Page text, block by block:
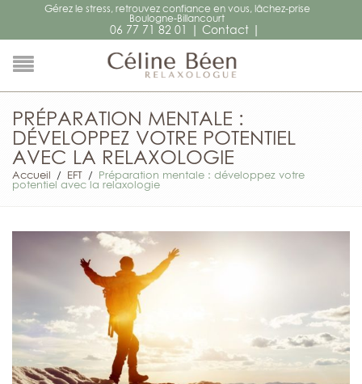
Gérez le stress, retrouvez confiance en vous, lâchez-prise
Boulogne-Billancourt
06 77 71 82 01 | Contact |
PRÉPARATION MENTALE :
DÉVELOPPEZ VOTRE POTENTIEL
AVEC LA RELAXOLOGIE
Accueil / EFT / Préparation mentale : développez votre
potentiel avec la relaxologie